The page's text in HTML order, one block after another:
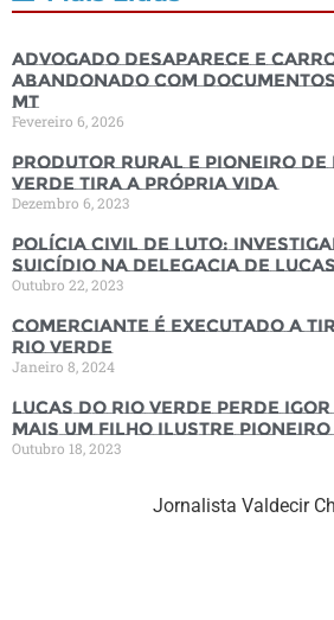
Advogado desaparece e
abandonado com
MT
Fevereiro 6, 2026
Produtor rural e pioneiro de
Verde tira a própria vida
Dezembro 6, 2023
Polícia Civil de luto:
suicídio na Delegacia de
Outubro 22, 2023
Comerciante é executado a
Rio Verde
Janeiro 8, 2024
Lucas do Rio Verde perde Igor
mais um filho ilustre pioneiro
Outubro 18, 2023
Jornalista Valdecir